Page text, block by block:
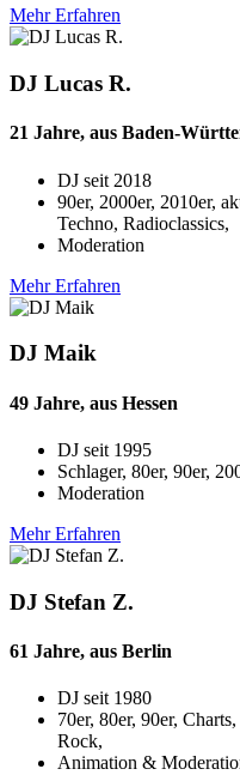
Mehr Erfahren
DJ Lucas R.
21 Jahre, aus Baden-
DJ seit 2018
90er, 2000er, 2010er,
Techno, Radioclassics,
Moderation
Mehr Erfahren
DJ Maik
49 Jahre, aus Hessen
DJ seit 1995
Schlager, 80er, 90er,
Moderation
Mehr Erfahren
DJ Stefan Z.
61 Jahre, aus Berlin
DJ seit 1980
70er, 80er, 90er,
Rock,
Animation &